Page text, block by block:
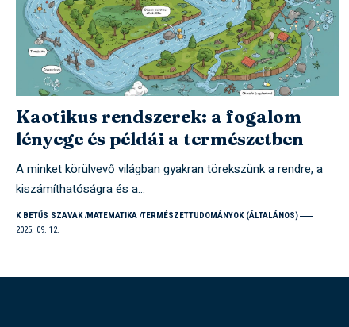
Kaotikus rendszerek: a fogalom
lényege és példái a természetben
A minket körülvevő világban gyakran törekszünk a rendre, a
kiszámíthatóságra és a…
K BETŰS SZAVAK MATEMATIKA TERMÉSZETTUDOMÁNYOK (ÁLTALÁNOS)
2025. 09. 12.